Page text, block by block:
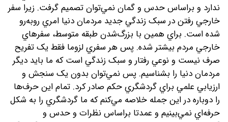
ندارد و براساس حدس و گمان نمي‌توان تصميم گرفت. زيرا سفر
خارجي رفتن در سبک زندگي جديد مردمان دنيا امري روبه‌رو
شده است. براي همين با بزرگ‌شدن طبقه متوسط، سفرهاي
خارجي مردم بيشتر شده. پس هر سفري لزوما فقط يک تفريح
صرف نيست و نوعي رفتار و سبک زندگي است که ما بايد ديگر
مردمان دنيا را بشناسيم. پس نمي‌توان بدون يک سنجش و
ارزيابي علمي براي گردشگري حکم صادر کرد. تمام اين حرف‌ها
را دوباره در اين جمله خلاصه مي‌کنم که ما گردشگري را به شکل
حرفه‌اي نمي‌بينيم و عمدتا براساس نظرات و حدس و